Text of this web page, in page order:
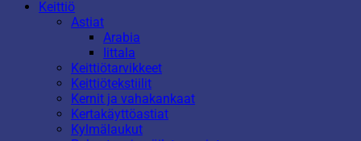
Keittiö
Astiat
Arabia
Iittala
Keittiötarvikkeet
Keittiötekstiilit
Kernit ja vahakankaat
Kertakäyttöastiat
Kylmälaukut